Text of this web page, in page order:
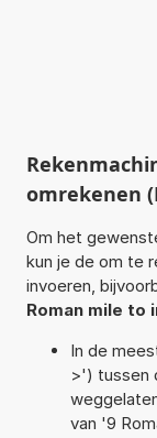
omrekenen
Om het
kun je de om te
invoeren,
Roman mile to
In de
>') tussen
van '9